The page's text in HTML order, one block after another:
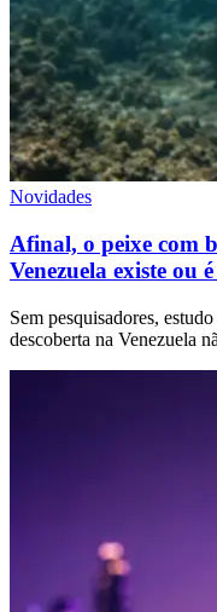
Novidades
Afinal, o peixe com
Venezuela existe ou
Sem pesquisadores,
descoberta na Venezuela